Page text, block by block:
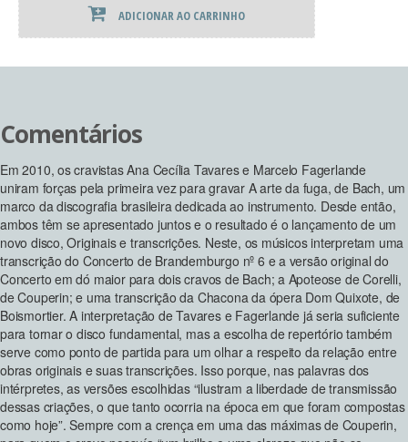
ADICIONAR AO CARRINHO
Transcrições
Comentários
Em 2010, os cravistas Ana Cecília Tavares e Marcelo Fagerlande
uniram forças pela primeira vez para gravar A arte da fuga, de Bach, um
marco da discografia brasileira dedicada ao instrumento. Desde então,
ambos têm se apresentado juntos e o resultado é o lançamento de um
novo disco, Originais e transcrições. Neste, os músicos interpretam uma
transcrição do Concerto de Brandemburgo nº 6 e a versão original do
Concerto em dó maior para dois cravos de Bach; a Apoteose de Corelli,
de Couperin; e uma transcrição da Chacona da ópera Dom Quixote, de
Boismortier. A interpretação de Tavares e Fagerlande já seria suficiente
para tornar o disco fundamental, mas a escolha de repertório também
serve como ponto de partida para um olhar a respeito da relação entre
obras originais e suas transcrições. Isso porque, nas palavras dos
intérpretes, as versões escolhidas “ilustram a liberdade de transmissão
dessas criações, o que tanto ocorria na época em que foram compostas
como hoje”. Sempre com a crença em uma das máximas de Couperin,